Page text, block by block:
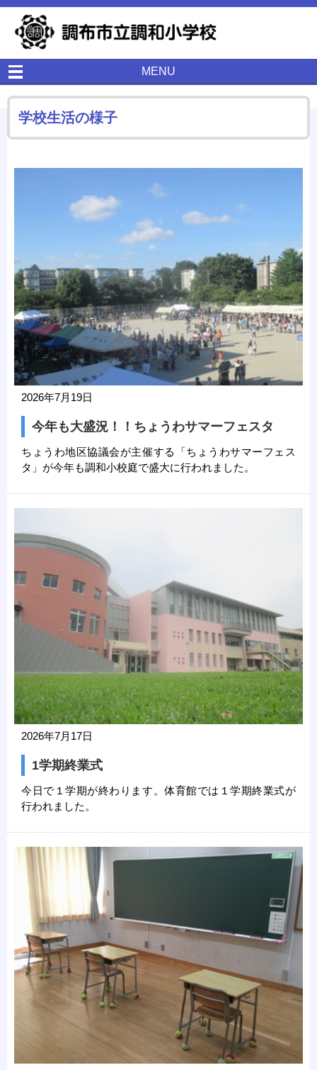
MENU
学校生活の様子
2026年7月19日
今年も大盛況！！ちょうわサマーフェスタ
ちょうわ地区協議会が主催する「ちょうわサマーフェス
タ」が今年も調和小校庭で盛大に行われました。
2026年7月17日
1学期終業式
今日で１学期が終わります。体育館では１学期終業式が
行われました。